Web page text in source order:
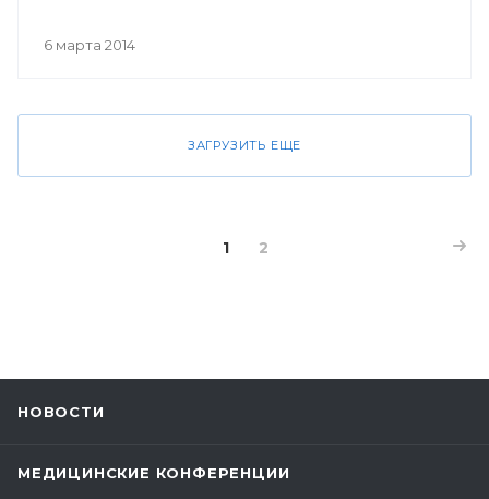
неврологи, онкологи, педиатры, пульмонологи,
профильных кафедр, врачи интерны, курсанты
6 марта 2014
ЗАГРУЗИТЬ ЕЩЕ
1 2
НОВОСТИ
МЕДИЦИНСКИЕ КОНФЕРЕНЦИИ